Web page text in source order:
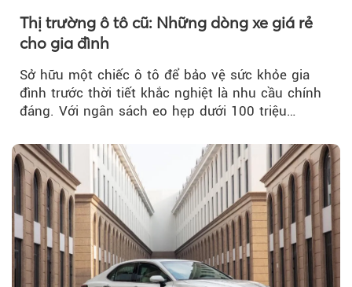
Thị trường ô tô cũ: Những dòng xe giá rẻ
cho gia đình
Sở hữu một chiếc ô tô để bảo vệ sức khỏe gia
đình trước thời tiết khắc nghiệt là nhu cầu chính
đáng. Với ngân sách eo hẹp dưới 100 triệu